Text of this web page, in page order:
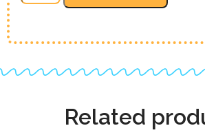
нерки
Related